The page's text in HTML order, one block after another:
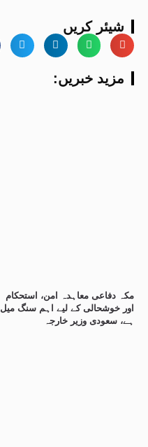
شیئر کریں
:مزید خبریں
مکہ دفاعی معاہدہ امن، استحکام
اور خوشحالی کے لیے اہم سنگ میل
ہے، سعودی وزیر خارجہ